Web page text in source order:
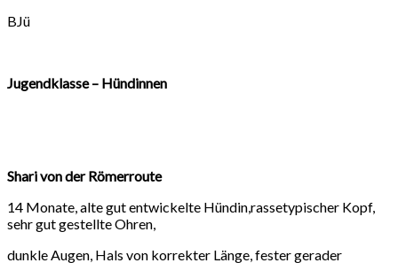
BJü
Jugendklasse – Hündinnen
Shari von der Römerroute
14 Monate, alte gut entwickelte Hündin,rassetypischer Kopf,
sehr gut gestellte Ohren,
dunkle Augen, Hals von korrekter Länge, fester gerader